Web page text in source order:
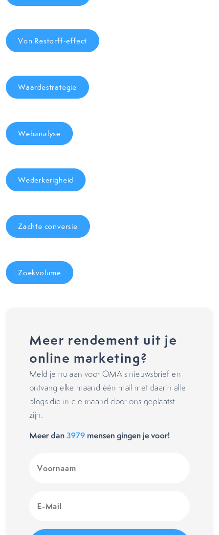
Von Restorff-effect
Waardestrategie
Webanalyse
Wederkerigheid
Zachte conversie
Zoekvolume
Meer rendement uit je
online marketing?
Meld je nu aan voor OMA's nieuwsbrief en
ontvang elke maand één mail met daarin alle
blogs die in die maand door ons geplaatst
zijn.
Meer dan3979 mensen gingen je voor!
(Vereist)
Mail